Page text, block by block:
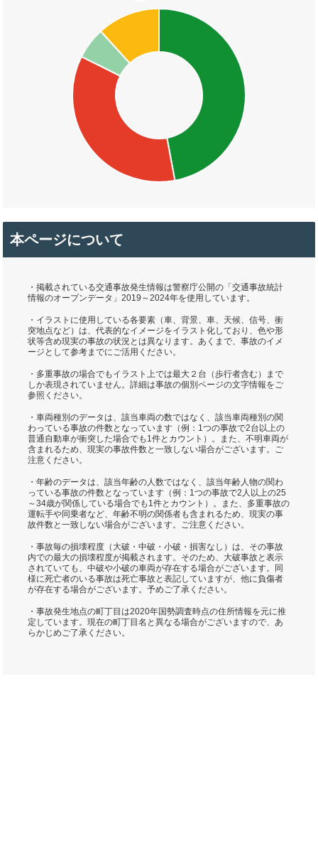
本ページについて
・掲載されている交通事故発生情報は警察庁公開の「交通事故統計
情報のオープンデータ」2019～2024年を使用しています。
・イラストに使用している各要素（車、背景、車、天候、信号、衝
突地点など）は、代表的なイメージをイラスト化しており、色や形
状等含め現実の事故の状況とは異なります。あくまで、事故のイメ
ージとして参考までにご活用ください。
・多重事故の場合でもイラスト上では最大２台（歩行者含む）まで
しか表現されていません。詳細は事故の個別ページの文字情報をご
参照ください。
・車両種別のデータは、該当車両の数ではなく、該当車両種別の関
わっている事故の件数となっています（例：1つの事故で2台以上の
普通自動車が衝突した場合でも1件とカウント）。また、不明車両が
含まれるため、現実の事故件数と一致しない場合がございます。ご
注意ください。
・年齢のデータは、該当年齢の人数ではなく、該当年齢人物の関わ
っている事故の件数となっています（例：1つの事故で2人以上の25
～34歳が関係している場合でも1件とカウント）。また、多重事故の
運転手や同乗者など、年齢不明の関係者も含まれるため、現実の事
故件数と一致しない場合がございます。ご注意ください。
・事故毎の損壊程度（大破・中破・小破・損害なし）は、その事故
内での最大の損壊程度が掲載されます。そのため、大破事故と表示
されていても、中破や小破の車両が存在する場合がございます。同
様に死亡者のいる事故は死亡事故と表記していますが、他に負傷者
が存在する場合がございます。予めご了承ください。
・事故発生地点の町丁目は2020年国勢調査時点の住所情報を元に推
定しています。現在の町丁目名と異なる場合がございますので、あ
らかじめご了承ください。